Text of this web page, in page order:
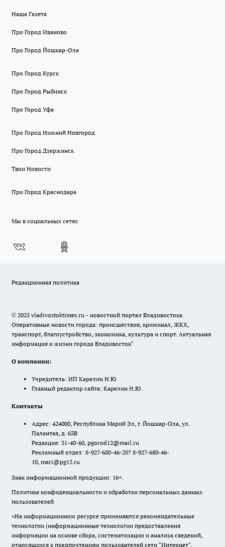
Наша Газета
Про Город Иваново
Про Город Йошкар-Ола
Про Город Курск
Про Город Рыбинск
Про Город Уфа
Про Город Нижний Новгород
Про Город Дзержинск
Твои Новости
Про Город Краснодара
Мы в социальных сетях
Редакционная политика
© 2025 vladivostoktimes.ru - новостной портал Владивостока.
Оперативные новости города: происшествия, криминал, ЖКХ,
транспорт, благоустройство, экономика, культура и спорт. Актуальная
информация о жизни города Владивосток"
О компании:
Учредитель: ИП Карелин Н.Ю
Главный редактор сайта: Карелин Н.Ю.
Контакты
Адрес: 424000, Республика Марий Эл, г. Йошкар-Ола, ул.
Палантая, д. 63В
Редакция: 31-40-60, pgorod12@mail.ru
Рекламный отдел: 8-927-680-46-20? 8-927-680-46-
10, mari@pg12.ru
Знак информационной продукции: 16+.
Политика конфиденциальности и обработки персональных данных
пользователей
«На информационном ресурсе применяются рекомендательные
технологии (информационные технологии предоставления
информации на основе сбора, систематизации и анализа сведений,
относящихся к предпочтениям пользователей сети "Интернет",